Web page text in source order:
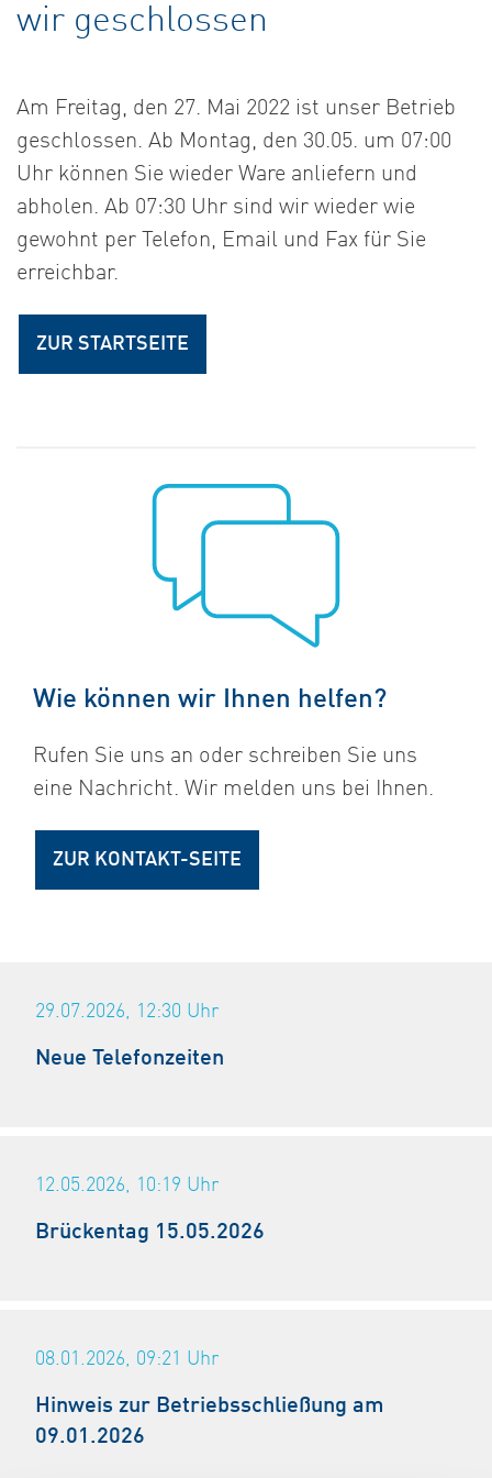
wir geschlossen
Am Freitag, den 27. Mai 2022 ist unser Betrieb
geschlossen. Ab Montag, den 30.05. um 07:00
Uhr können Sie wieder Ware anliefern und
abholen. Ab 07:30 Uhr sind wir wieder wie
gewohnt per Telefon, Email und Fax für Sie
erreichbar.
ZUR STARTSEITE
Wie können wir Ihnen helfen?
Rufen Sie uns an oder schreiben Sie uns
eine Nachricht. Wir melden uns bei Ihnen.
ZUR KONTAKT-SEITE
29.07.2026, 12:30 Uhr
Neue Telefonzeiten
12.05.2026, 10:19 Uhr
Brückentag 15.05.2026
08.01.2026, 09:21 Uhr
Hinweis zur Betriebsschließung am
09.01.2026